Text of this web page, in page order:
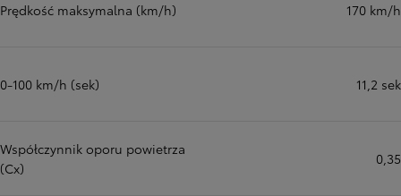
Prędkość maksymalna (km/h) 170 km/h
0-100 km/h (sek) 11,2 sek
Współczynnik oporu powietrza
(Cx)
0,35